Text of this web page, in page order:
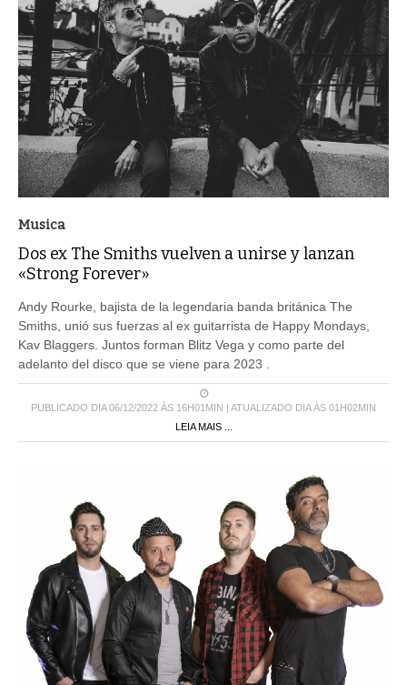
Musica
Dos ex The Smiths vuelven a unirse y lanzan
«Strong Forever»
Andy Rourke, bajista de la legendaria banda británica The
Smiths, unió sus fuerzas al ex guitarrista de Happy Mondays,
Kav Blaggers. Juntos forman Blitz Vega y como parte del
adelanto del disco que se viene para 2023 .
PUBLICADO DIA 06/12/2022 ÀS 16H01MIN | ATUALIZADO DIA ÀS 01H02MIN
LEIA MAIS ...